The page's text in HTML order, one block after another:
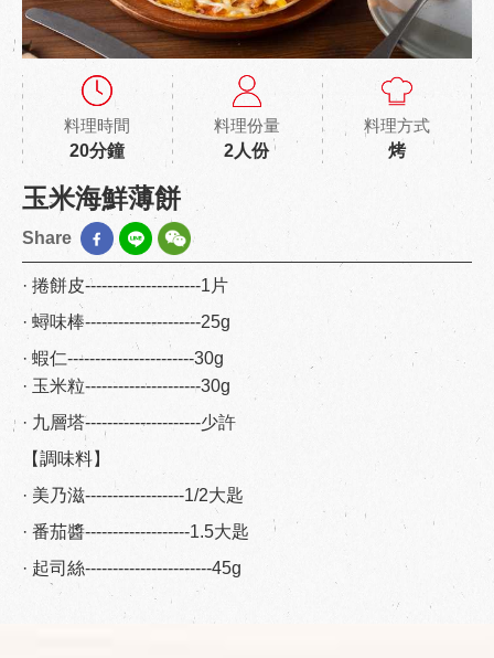
料理時間
20分鐘
料理份量
2人份
料理方式
烤
玉米海鮮薄餅
Share
· 捲餅皮---------------------1片
· 蟳味棒---------------------25g
· 蝦仁-----------------------30g
· 玉米粒---------------------30g
· 九層塔---------------------少許
【調味料】
· 美乃滋------------------1/2大匙
· 番茄醬-------------------1.5大匙
· 起司絲-----------------------45g